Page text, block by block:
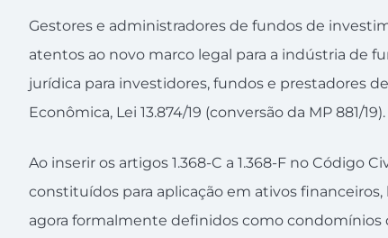
Gestores e administradores de fundos de
atentos ao novo marco legal para a indústria de
jurídica para investidores, fundos e prestadores
Econômica, Lei 13.874/19 (conversão da MP 881/19).
Ao inserir os artigos 1.368-C a 1.368-F no Código
constituídos para aplicação em ativos
agora formalmente definidos como condomínios